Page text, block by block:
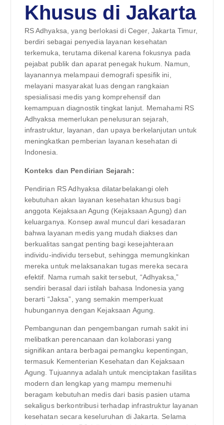
Khusus di Jakarta
RS Adhyaksa, yang berlokasi di Ceger, Jakarta Timur,
berdiri sebagai penyedia layanan kesehatan
terkemuka, terutama dikenal karena fokusnya pada
pejabat publik dan aparat penegak hukum. Namun,
layanannya melampaui demografi spesifik ini,
melayani masyarakat luas dengan rangkaian
spesialisasi medis yang komprehensif dan
kemampuan diagnostik tingkat lanjut. Memahami RS
Adhyaksa memerlukan penelusuran sejarah,
infrastruktur, layanan, dan upaya berkelanjutan untuk
meningkatkan pemberian layanan kesehatan di
Indonesia.
Konteks dan Pendirian Sejarah:
Pendirian RS Adhyaksa dilatarbelakangi oleh
kebutuhan akan layanan kesehatan khusus bagi
anggota Kejaksaan Agung (Kejaksaan Agung) dan
keluarganya. Konsep awal muncul dari kesadaran
bahwa layanan medis yang mudah diakses dan
berkualitas sangat penting bagi kesejahteraan
individu-individu tersebut, sehingga memungkinkan
mereka untuk melaksanakan tugas mereka secara
efektif. Nama rumah sakit tersebut, “Adhyaksa,”
sendiri berasal dari istilah bahasa Indonesia yang
berarti “Jaksa”, yang semakin memperkuat
hubungannya dengan Kejaksaan Agung.
Pembangunan dan pengembangan rumah sakit ini
melibatkan perencanaan dan kolaborasi yang
signifikan antara berbagai pemangku kepentingan,
termasuk Kementerian Kesehatan dan Kejaksaan
Agung. Tujuannya adalah untuk menciptakan fasilitas
modern dan lengkap yang mampu memenuhi
beragam kebutuhan medis dari basis pasien utama
sekaligus berkontribusi terhadap infrastruktur layanan
kesehatan secara keseluruhan di Jakarta. Selama